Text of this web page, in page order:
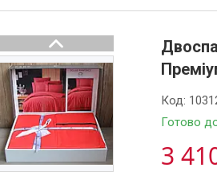
Готово
Код:
3